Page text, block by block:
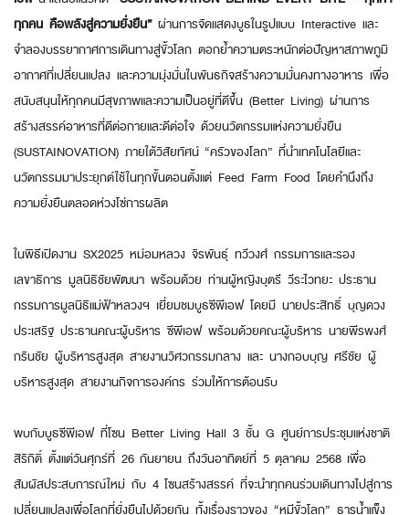
ทุกคน คือพลังสู่ความยั่งยืน” ผ่านการจัดแสดงบูธในรูปแบบ Interactive และ
จำลองบรรยากาศการเดินทางสู่ขั้วโลก ตอกย้ำความตระหนักต่อปัญหาสภาพภูมิ
อากาศที่เปลี่ยนแปลง และความมุ่งมั่นในพันธกิจสร้างความมั่นคงทางอาหาร เพื่อ
สนับสนุนให้ทุกคนมีสุขภาพและความเป็นอยู่ที่ดีขึ้น (Better Living) ผ่านการ
สร้างสรรค์อาหารที่ดีต่อกายและดีต่อใจ ด้วยนวัตกรรมแห่งความยั่งยืน
(SUSTAINOVATION) ภายใต้วิสัยทัศน์ “ครัวของโลก” ที่นำเทคโนโลยีและ
นวัตกรรมมาประยุกต์ใช้ในทุกขั้นตอนตั้งแต่ Feed Farm Food โดยคำนึงถึง
ความยั่งยืนตลอดห่วงโซ่การผลิต
ในพิธีเปิดงาน SX2025 หม่อมหลวง จิรพันธุ์ ทวีวงศ์ กรรมการและรอง
เลขาธิการ มูลนิธิชัยพัฒนา พร้อมด้วย ท่านผู้หญิงบุตรี วีระไวทยะ ประธาน
กรรมการมูลนิธิแม่ฟ้าหลวงฯ เยี่ยมชมบูธซีพีเอฟ โดยมี นายประสิทธิ์ บุญดวง
ประเสริฐ ประธานคณะผู้บริหาร ซีพีเอฟ พร้อมด้วยคณะผู้บริหาร นายพีรพงศ์
กรินชัย ผู้บริหารสูงสุด สายงานวิศวกรรมกลาง และ นางกอบบุญ ศรีชัย ผู้
บริหารสูงสุด สายงานกิจการองค์กร ร่วมให้การต้อนรับ
พบกับบูธซีพีเอฟ ที่โซน Better Living Hall 3 ชั้น G ศูนย์การประชุมแห่งชาติ
สิริกิติ์ ตั้งแต่วันศุกร์ที่ 26 กันยายน ถึงวันอาทิตย์ที่ 5 ตุลาคม 2568 เพื่อ
สัมผัสประสบการณ์ใหม่ กับ 4 โซนสร้างสรรค์ ที่จะนำทุกคนร่วมเดินทางไปสู่การ
เปลี่ยนแปลงเพื่อโลกที่ยั่งยืนไปด้วยกัน ทั้งเรื่องราวของ “หมีขั้วโลก” ธารน้ำแข็ง